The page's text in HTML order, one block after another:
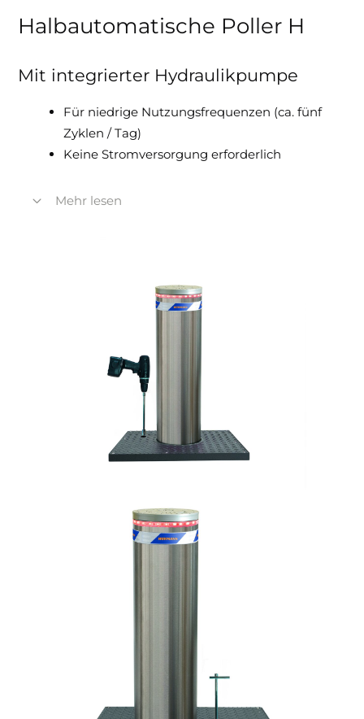
Halbautomatische Poller H
Mit integrierter Hydraulikpumpe
Für niedrige Nutzungsfrequenzen (ca. fünf
Zyklen / Tag)
Keine Stromversorgung erforderlich
Manuelles Heben durch Akkuschrauber
Mehr lesen